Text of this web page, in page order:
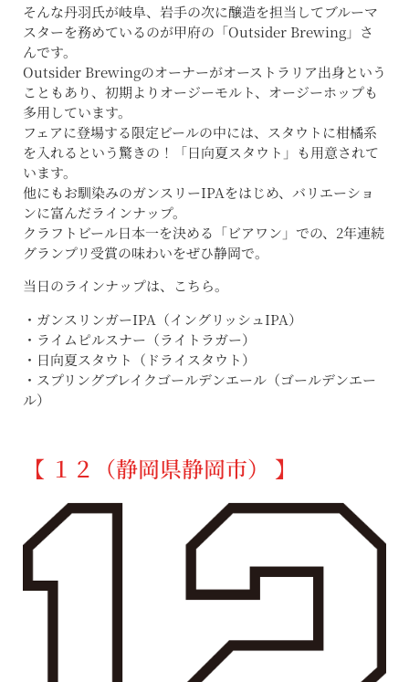
そんな丹羽氏が岐阜、岩手の次に醸造を担当してブルーマ
スターを務めているのが甲府の「Outsider Brewing」さ
んです。
Outsider Brewingのオーナーがオーストラリア出身という
こともあり、初期よりオージーモルト、オージーホップも
多用しています。
フェアに登場する限定ビールの中には、スタウトに柑橘系
を入れるという驚きの！「日向夏スタウト」も用意されて
います。
他にもお馴染みのガンスリーIPAをはじめ、バリエーショ
ンに富んだラインナップ。
クラフトビール日本一を決める「ビアワン」での、2年連続
グランプリ受賞の味わいをぜひ静岡で。
当日のラインナップは、こちら。
・ガンスリンガーIPA（イングリッシュIPA）
・ライムピルスナー（ライトラガー）
・日向夏スタウト（ドライスタウト）
・スプリングブレイクゴールデンエール（ゴールデンエー
ル）
【 １２（静岡県静岡市） 】